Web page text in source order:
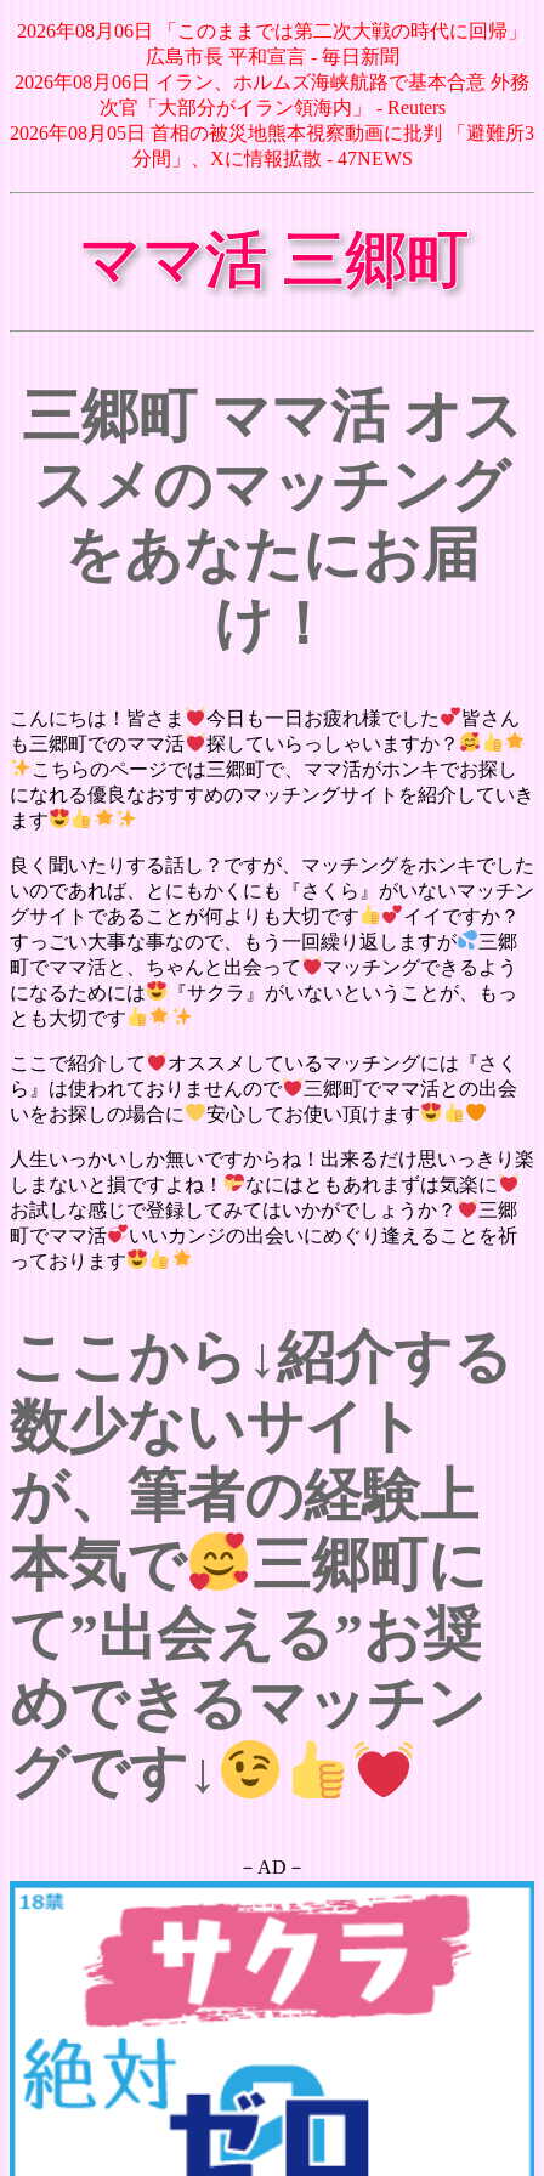
2026年08月06日 「このままでは第二次大戦の時代に回帰」
広島市長 平和宣言 - 毎日新聞
2026年08月06日 イラン、ホルムズ海峡航路で基本合意 外務
次官「大部分がイラン領海内」 - Reuters
2026年08月05日 首相の被災地熊本視察動画に批判 「避難所3
分間」、Xに情報拡散 - 47NEWS
ママ活 三郷町
三郷町 ママ活 オス
スメのマッチング
をあなたにお届
け！
こんにちは！皆さま 今日も一日お疲れ様でした
皆さん
も三郷町でのママ活
探していらっしゃいますか？
こちらのページでは三郷町で、ママ活がホンキでお探し
になれる優良なおすすめのマッチングサイトを紹介していき
ます
良く聞いたりする話し？ですが、マッチングをホンキでした
いのであれば、とにもかくにも『さくら』がいないマッチン
グサイトであることが何よりも大切です
イイですか？
すっごい大事な事なので、もう一回繰り返しますが
三郷
町でママ活と、ちゃんと出会って
マッチングできるよう
になるためには
『サクラ』がいないということが、もっ
とも大切です
ここで紹介して
オススメしているマッチングには『さく
ら』は使われておりませんので
三郷町でママ活との出会
いをお探しの場合に
安心してお使い頂けます
人生いっかいしか無いですからね！出来るだけ思いっきり楽
しまないと損ですよね！
なにはともあれまずは気楽に
お試しな感じで登録してみてはいかがでしょうか？
三郷
町でママ活
いいカンジの出会いにめぐり逢えることを祈
っております
ここから↓紹介する
数少ないサイト
が、筆者の経験上
本気で
三郷町に
て”出会える”お奨
めできるマッチン
グです↓
－AD－